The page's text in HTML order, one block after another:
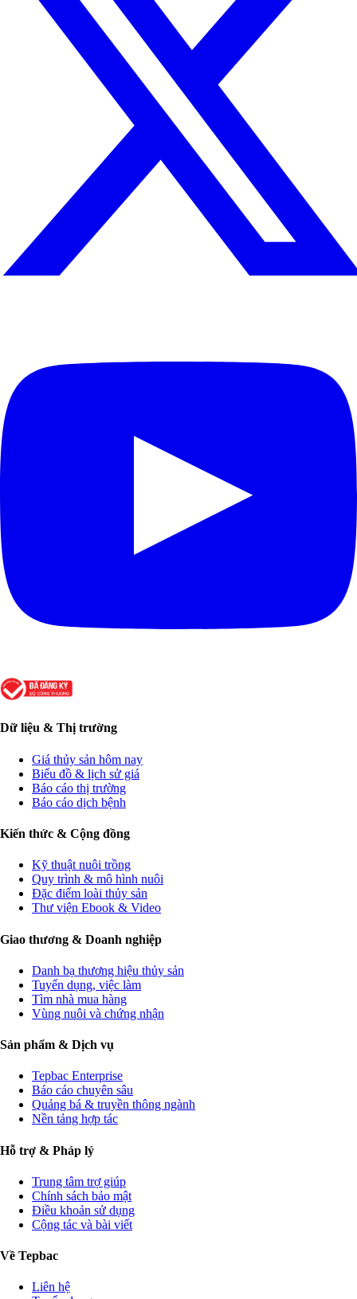
Dữ liệu & Thị trường
Giá thủy sản hôm nay
Biểu đồ & lịch sử giá
Báo cáo thị trường
Báo cáo dịch bệnh
Kiến thức & Cộng đồng
Kỹ thuật nuôi trồng
Quy trình & mô hình nuôi
Đặc điểm loài thủy sản
Thư viện Ebook & Video
Giao thương & Doanh nghiệp
Danh bạ thương hiệu thủy sản
Tuyển dụng, việc làm
Tìm nhà mua hàng
Vùng nuôi và chứng nhận
Sản phẩm & Dịch vụ
Tepbac Enterprise
Báo cáo chuyên sâu
Quảng bá & truyền thông ngành
Nền tảng hợp tác
Hỗ trợ & Pháp lý
Trung tâm trợ giúp
Chính sách bảo mật
Điều khoản sử dụng
Cộng tác và bài viết
Về Tepbac
Liên hệ